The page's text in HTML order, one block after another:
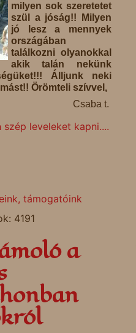
milyen sok szeretetet
szül a jóság!! Milyen
jó lesz a mennyek
országában
találkozni olyanokkal
akik talán nekünk
Álljunk neki
Örömteli szívvel,
Csaba t.
leveleket kapni....
támogatóink
4191
a